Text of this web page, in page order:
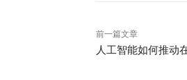
立双向沟通渠道 设
渠道可以包括全员
尊重，还能发现
前一篇文章
人工智能如何推动